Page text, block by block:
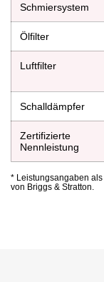
Schmiersystem
Ölfilter
Luftfilter
Schalldämpfer
Zertifizierte
Nennleistung
* Leistungsangaben
von Briggs & Stratton.